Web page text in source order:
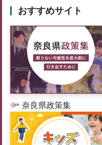
おすすめサイト
奈良県政策集